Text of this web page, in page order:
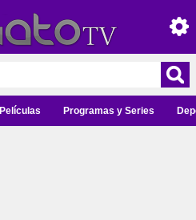
Películas Programas y Series